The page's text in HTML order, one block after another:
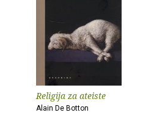
Religija za ateiste
Alain De Botton